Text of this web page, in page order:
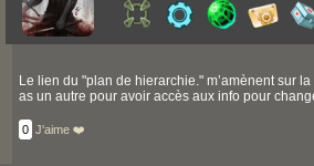
Le lien du "plan de hierarchie." m’amènent sur
as un autre pour avoir accès aux info pour
0 J'aime ❤️